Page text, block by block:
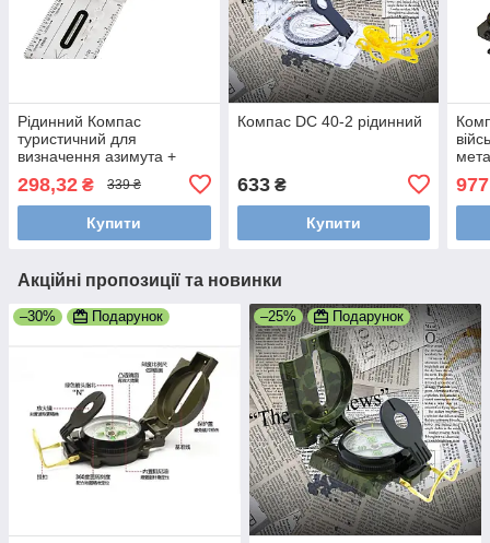
Рідинний Компас
туристичний для
визначення азимута +
298,32 ₴ 339 ₴
Купити
Компас DC 40-2 рідинний
633₴
Купити
Акційні пропозиції та новинки
–30% Подарунок –25% Подарунок